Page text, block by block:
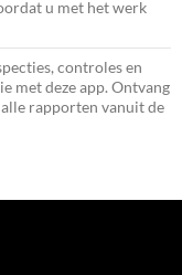
u met het werk
controles en
met deze app. Ontvang
rapporten vanuit de